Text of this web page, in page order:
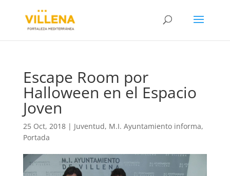
Escape Room por
Halloween en el Espacio
Joven
25 Oct, 2018| Juventud, M.I. Ayuntamiento informa,
Portada